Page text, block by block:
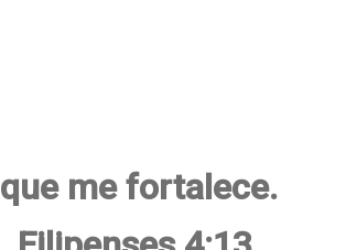
que me fortalece.